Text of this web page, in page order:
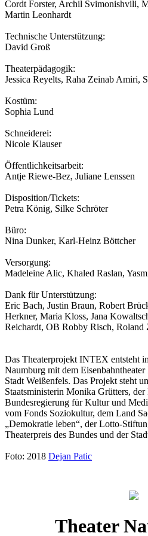
Cordt Forster, Archil Svimonishvili,
Martin Leonhardt
Technische Unterstützung:
David Groß
Theaterpädagogik:
Jessica Reyelts, Raha Zeinab Amiri,
Kostüm:
Sophia Lund
Schneiderei:
Nicole Klauser
Öffentlichkeitsarbeit:
Antje Riewe-Bez, Juliane Lenssen
Disposition/Tickets:
Petra König, Silke Schröter
Büro:
Nina Dunker, Karl-Heinz Böttcher
Versorgung:
Madeleine Alic, Khaled Raslan,
Dank für Unterstützung:
Eric Bach, Justin Braun, Robert
Herkner, Maria Kloss, Jana
Reichardt, OB Robby Risch, Roland
Das Theaterprojekt INTEX entsteht
Naumburg mit dem
Stadt Weißenfels. Das Projekt steht
Staatsministerin Monika Grütters, der
Bundesregierung für Kultur und
vom Fonds Soziokultur, dem Land
„Demokratie leben“, der Lotto-
Theaterpreis des Bundes und der
Foto: 2018 Dejan Patic
Theater